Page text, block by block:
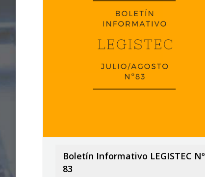
Boletín Informativo LEGISTEC Nº
83